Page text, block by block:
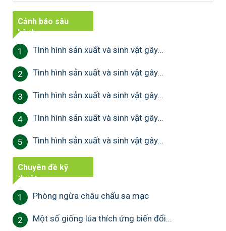
Cảnh báo sâu
bệnh
1 Tình hình sản xuất và sinh vật gây...
2 Tình hình sản xuất và sinh vật gây...
3 Tình hình sản xuất và sinh vật gây...
4 Tình hình sản xuất và sinh vật gây...
5 Tình hình sản xuất và sinh vật gây...
Chuyên đề kỹ
thuật
1 Phòng ngừa châu chấu sa mạc
2 Một số giống lúa thích ứng biến đổi...